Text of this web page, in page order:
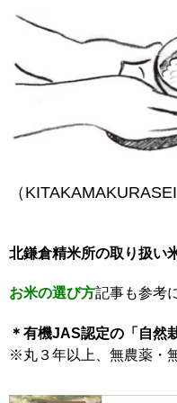
（
北鎌倉精米所の取り扱い
お米の選び方記事も参考
＊有機JAS認定の「自然
※丸３年以上、無農薬・